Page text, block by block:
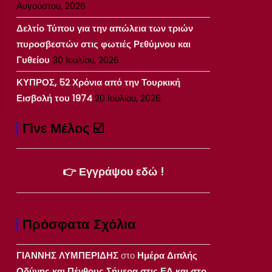
Αυγούστου, 2026
Δελτίο Τύπου για την απώλεια των τριών
πυροσβεστών στις φωτιές Ρεθύμνου και
Γυθείου 30 Ιουλίου, 2026
ΚΥΠΡΟΣ, 52 Χρόνια από την Τουρκική
Εισβολή του 197420 Ιουλίου, 2026
Γίνε Μέλος ☑️
👉 Εγγράψου εδώ !
Πρόσφατα Σχόλια
ΓΙΑΝΝΗΣ ΛΥΜΠΕΡΙΔΗΣστο Ημέρα Διπλής